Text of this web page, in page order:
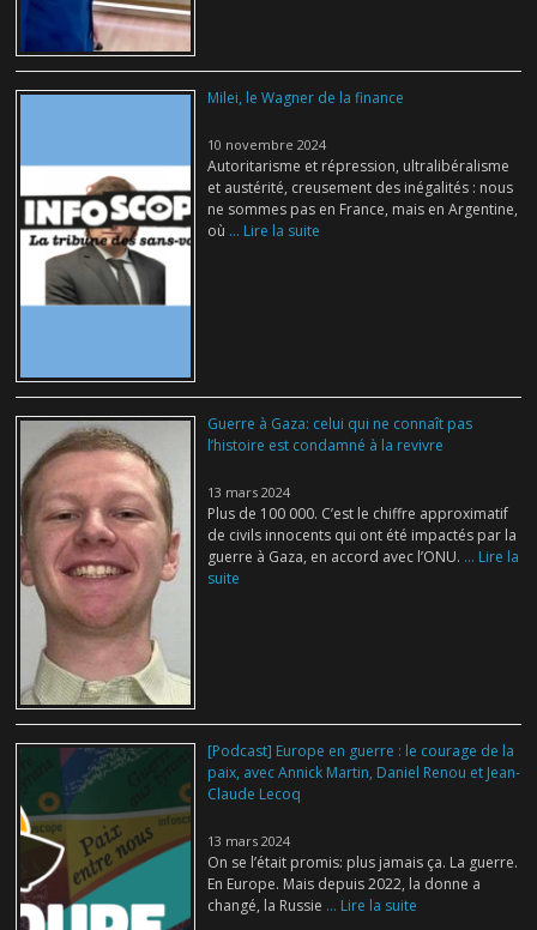
Milei, le Wagner de la finance
10 novembre 2024
Autoritarisme et répression, ultralibéralisme
et austérité, creusement des inégalités : nous
ne sommes pas en France, mais en Argentine,
où ... Lire la suite
Guerre à Gaza: celui qui ne connaît pas
l’histoire est condamné à la revivre
13 mars 2024
Plus de 100 000. C’est le chiffre approximatif
de civils innocents qui ont été impactés par la
guerre à Gaza, en accord avec l’ONU. ... Lire la
suite
[Podcast] Europe en guerre : le courage de la
paix, avec Annick Martin, Daniel Renou et Jean-
Claude Lecoq
13 mars 2024
On se l’était promis: plus jamais ça. La guerre.
En Europe. Mais depuis 2022, la donne a
changé, la Russie ... Lire la suite